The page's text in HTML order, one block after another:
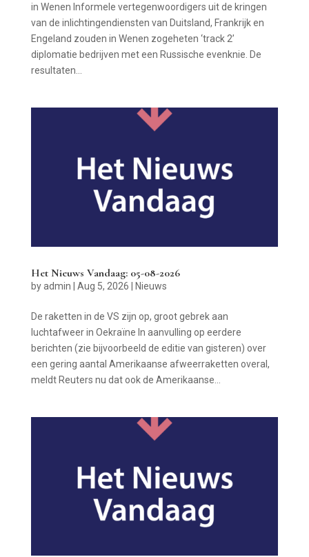
in Wenen Informele vertegenwoordigers uit de kringen
van de inlichtingendiensten van Duitsland, Frankrijk en
Engeland zouden in Wenen zogeheten ‘track 2’
diplomatie bedrijven met een Russische evenknie. De
resultaten...
Het Nieuws Vandaag: 05-08-2026
byadmin Aug 5, 2026 Nieuws
De raketten in de VS zijn op, groot gebrek aan
luchtafweer in Oekraïne In aanvulling op eerdere
berichten (zie bijvoorbeeld de editie van gisteren) over
een gering aantal Amerikaanse afweerraketten overal,
meldt Reuters nu dat ook de Amerikaanse...